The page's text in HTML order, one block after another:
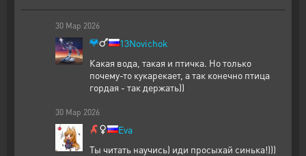
30 Мар 2026
13Novichok
Какая вода, такая и птичка. Но только
почему-то кукарекает, а так конечно птица
гордая - так держать))
30 Мар 2026
Eva
Ты читать научись) иди просыхай синька!)))